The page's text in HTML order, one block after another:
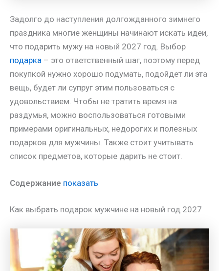
Задолго до наступления долгожданного зимнего
праздника многие женщины начинают искать идеи,
что подарить мужу на новый 2027 год. Выбор
подарка – это ответственный шаг, поэтому перед
покупкой нужно хорошо подумать, подойдет ли эта
вещь, будет ли супруг этим пользоваться с
удовольствием. Чтобы не тратить время на
раздумья, можно воспользоваться готовыми
примерами оригинальных, недорогих и полезных
подарков для мужчины. Также стоит учитывать
список предметов, которые дарить не стоит.
Содержание показать
Как выбрать подарок мужчине на новый год 2027